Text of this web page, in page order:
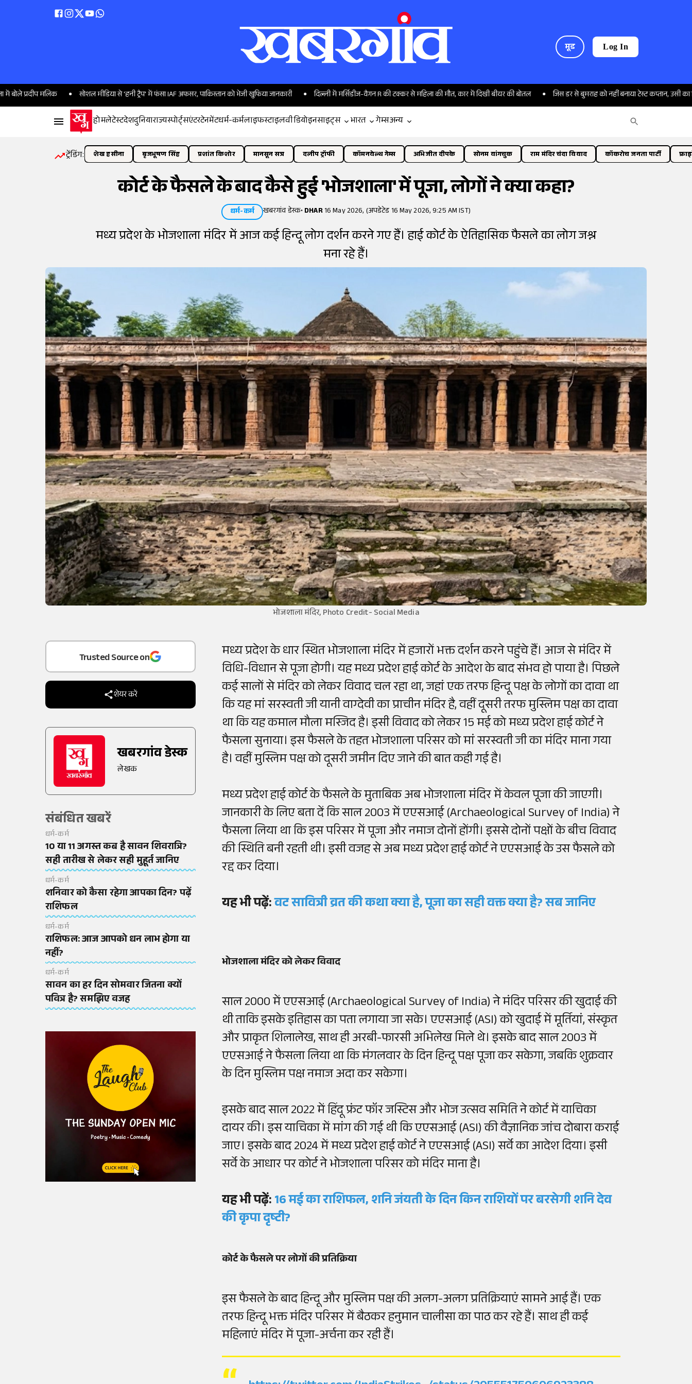
मूड Log In
मलिक सोशल मीडिया से 'हनी ट्रैप' में फंसा IAF अफसर, पाकिस्तान को भेजी खुफिया जानकारी दिल्ली में मर्सिडीज-वैगन R की टक्कर से महिला की मौत, कार में दिखी बीयर की बोतल जिस डर से बुमराह को नहीं बनाया टेस्ट कप्तान, उसी का शिकार
होमलेटेस्टदेशदुनियाराज्यस्पोर्ट्सएंटरटेनमेंटधर्म-कर्मलाइफस्टाइलवीडियोइनसाइट्स भारत गेम्सअन्य
ट्रेंडिंग: शेख हसीना बृजभूषण सिंह प्रशांत किशोर मानसून सत्र दलीप ट्रॉफी कॉमनवेल्थ गेम्स अभिजीत दीपके सोनम वांगचुक राम मंदिर चंदा विवाद कॉकरोच जनता पार्टी
कोर्ट के फैसले के बाद कैसे हुई 'भोजशाला' में पूजा, लोगों ने क्या कहा?
धर्म-कर्म खबरगांव डेस्क•DHAR16 May 2026, (अपडेटेड 16 May 2026, 9:25 AM IST)
मध्य प्रदेश के भोजशाला मंदिर में आज कई हिन्दू लोग दर्शन करने गए हैं। हाई कोर्ट के ऐतिहासिक फैसले का लोग जश्न
मना रहे हैं।
भोजशाला मंदिर, Photo Credit- Social Media
Trusted Source on
शेयर करें
खबरगांव डेस्क
लेखक
संबंधित खबरें
धर्म-कर्म
10 या 11 अगस्त कब है सावन शिवरात्रि?
सही तारीख से लेकर सही मुहूर्त जानिए
धर्म-कर्म
शनिवार को कैसा रहेगा आपका दिन? पढ़ें
राशिफल
धर्म-कर्म
राशिफल: आज आपको धन लाभ होगा या
नहीं?
धर्म-कर्म
सावन का हर दिन सोमवार जितना क्यों
पवित्र है? समझिए वजह
मध्य प्रदेश के धार स्थित भोजशाला मंदिर में हजारों भक्त दर्शन करने पहुंचे हैं। आज से मंदिर में
विधि-विधान से पूजा होगी। यह मध्य प्रदेश हाई कोर्ट के आदेश के बाद संभव हो पाया है। पिछले
कई सालों से मंदिर को लेकर विवाद चल रहा था, जहां एक तरफ हिन्दू पक्ष के लोगों का दावा था
कि यह मां सरस्वती जी यानी वाग्देवी का प्राचीन मंदिर है, वहीं दूसरी तरफ मुस्लिम पक्ष का दावा
था कि यह कमाल मौला मस्जिद है। इसी विवाद को लेकर 15 मई को मध्य प्रदेश हाई कोर्ट ने
फैसला सुनाया। इस फैसले के तहत भोजशाला परिसर को मां सरस्वती जी का मंदिर माना गया
है। वहीं मुस्लिम पक्ष को दूसरी जमीन दिए जाने की बात कही गई है।
मध्य प्रदेश हाई कोर्ट के फैसले के मुताबिक अब भोजशाला मंदिर में केवल पूजा की जाएगी।
जानकारी के लिए बता दें कि साल 2003 में एएसआई (Archaeological Survey of India) ने
फैसला लिया था कि इस परिसर में पूजा और नमाज दोनों होंगी। इससे दोनों पक्षों के बीच विवाद
की स्थिति बनी रहती थी। इसी वजह से अब मध्य प्रदेश हाई कोर्ट ने एएसआई के उस फैसले को
रद्द कर दिया।
यह भी पढ़ें:वट सावित्री व्रत की कथा क्या है, पूजा का सही वक्त क्या है? सब जानिए
भोजशाला मंदिर को लेकर विवाद
साल 2000 में एएसआई (Archaeological Survey of India) ने मंदिर परिसर की खुदाई की
थी ताकि इसके इतिहास का पता लगाया जा सके। एएसआई (ASI) को खुदाई में मूर्तियां, संस्कृत
और प्राकृत शिलालेख, साथ ही अरबी-फारसी अभिलेख मिले थे। इसके बाद साल 2003 में
एएसआई ने फैसला लिया था कि मंगलवार के दिन हिन्दू पक्ष पूजा कर सकेगा, जबकि शुक्रवार
के दिन मुस्लिम पक्ष नमाज अदा कर सकेगा।
इसके बाद साल 2022 में हिंदू फ्रंट फॉर जस्टिस और भोज उत्सव समिति ने कोर्ट में याचिका
दायर की। इस याचिका में मांग की गई थी कि एएसआई (ASI) की वैज्ञानिक जांच दोबारा कराई
जाए। इसके बाद 2024 में मध्य प्रदेश हाई कोर्ट ने एएसआई (ASI) सर्वे का आदेश दिया। इसी
सर्वे के आधार पर कोर्ट ने भोजशाला परिसर को मंदिर माना है।
यह भी पढ़ें:16 मई का राशिफल, शनि जंयती के दिन किन राशियों पर बरसेगी शनि देव
की कृपा दृष्टी?
कोर्ट के फैसले पर लोगों की प्रतिक्रिया
इस फैसले के बाद हिन्दू और मुस्लिम पक्ष की अलग-अलग प्रतिक्रियाएं सामने आई हैं। एक
तरफ हिन्दू भक्त मंदिर परिसर में बैठकर हनुमान चालीसा का पाठ कर रहे हैं। साथ ही कई
महिलाएं मंदिर में पूजा-अर्चना कर रही हैं।